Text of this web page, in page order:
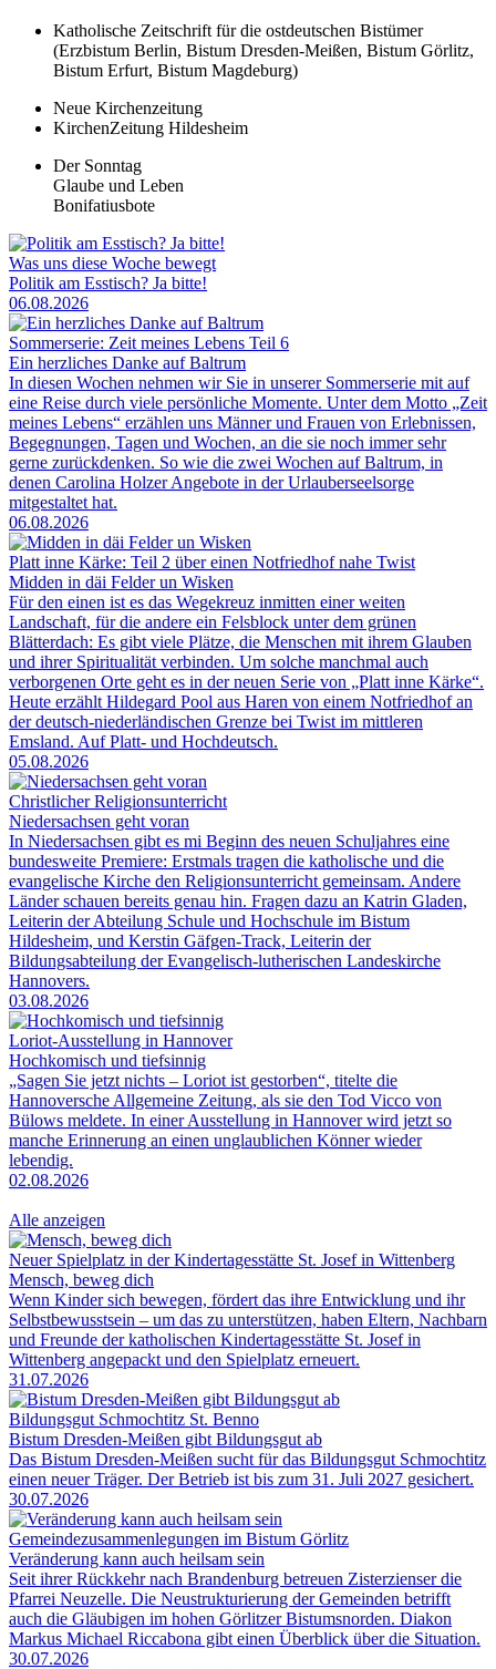
Katholische Zeitschrift für die ostdeutschen Bistümer
(Erzbistum Berlin, Bistum Dresden-Meißen, Bistum Görlitz,
Bistum Erfurt, Bistum Magdeburg)
Neue Kirchenzeitung
KirchenZeitung Hildesheim
Der Sonntag
Glaube und Leben
Bonifatiusbote
Was uns diese Woche bewegt
Politik am Esstisch? Ja bitte!
06.08.2026
Sommerserie: Zeit meines Lebens Teil 6
Ein herzliches Danke auf Baltrum
In diesen Wochen nehmen wir Sie in unserer Sommerserie mit auf
eine Reise durch viele persönliche Momente. Unter dem Motto „Zeit
meines Lebens“ erzählen uns Männer und Frauen von Erlebnissen,
Begegnungen, Tagen und Wochen, an die sie noch immer sehr
gerne zurückdenken. So wie die zwei Wochen auf Baltrum, in
denen Carolina Holzer Angebote in der Urlauberseelsorge
mitgestaltet hat.
06.08.2026
Platt inne Kärke: Teil 2 über einen Notfriedhof nahe Twist
Midden in däi Felder un Wisken
Für den einen ist es das Wegekreuz inmitten einer weiten
Landschaft, für die andere ein Felsblock unter dem grünen
Blätterdach: Es gibt viele Plätze, die Menschen mit ihrem Glauben
und ihrer Spiritualität verbinden. Um solche manchmal auch
verborgenen Orte geht es in der neuen Serie von „Platt inne Kärke“.
Heute erzählt Hildegard Pool aus Haren von einem Notfriedhof an
der deutsch-niederländischen Grenze bei Twist im mittleren
Emsland. Auf Platt- und Hochdeutsch.
05.08.2026
Christlicher Religionsunterricht
Niedersachsen geht voran
In Niedersachsen gibt es mi Beginn des neuen Schuljahres eine
bundesweite Premiere: Erstmals tragen die katholische und die
evangelische Kirche den Religionsunterricht gemeinsam. Andere
Länder schauen bereits genau hin. Fragen dazu an Katrin Gladen,
Leiterin der Abteilung Schule und Hochschule im Bistum
Hildesheim, und Kerstin Gäfgen-Track, Leiterin der
Bildungsabteilung der Evangelisch-lutherischen Landeskirche
Hannovers.
03.08.2026
Loriot-Ausstellung in Hannover
Hochkomisch und tiefsinnig
„Sagen Sie jetzt nichts – Loriot ist gestorben“, titelte die
Hannoversche Allgemeine Zeitung, als sie den Tod Vicco von
Bülows meldete. In einer Ausstellung in Hannover wird jetzt so
manche Erinnerung an einen unglaublichen Könner wieder
lebendig.
02.08.2026
Alle anzeigen
Neuer Spielplatz in der Kindertagesstätte St. Josef in Wittenberg
Mensch, beweg dich
Wenn Kinder sich bewegen, fördert das ihre Entwicklung und ihr
Selbstbewusstsein – um das zu unterstützen, haben Eltern, Nachbarn
und Freunde der katholischen Kindertagesstätte St. Josef in
Wittenberg angepackt und den Spielplatz erneuert.
31.07.2026
Bildungsgut Schmochtitz St. Benno
Bistum Dresden-Meißen gibt Bildungsgut ab
Das Bistum Dresden-Meißen sucht für das Bildungsgut Schmochtitz
einen neuer Träger. Der Betrieb ist bis zum 31. Juli 2027 gesichert.
30.07.2026
Gemeindezusammenlegungen im Bistum Görlitz
Veränderung kann auch heilsam sein
Seit ihrer Rückkehr nach Brandenburg betreuen Zisterzienser die
Pfarrei Neuzelle. Die Neustrukturierung der Gemeinden betrifft
auch die Gläubigen im hohen Görlitzer Bistumsnorden. Diakon
Markus Michael Riccabona gibt einen Überblick über die Situation.
30.07.2026